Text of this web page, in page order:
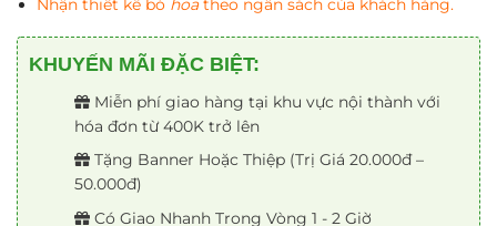
Nhận thiết kế bó hoatheo ngân sách của khách hàng.
KHUYẾN MÃI ĐẶC BIỆT:
Miễn phí giao hàng tại khu vực nội thành với
hóa đơn từ 400K trở lên
Tặng Banner Hoặc Thiệp (Trị Giá 20.000đ –
50.000đ)
Có Giao Nhanh Trong Vòng 1 - 2 Giờ